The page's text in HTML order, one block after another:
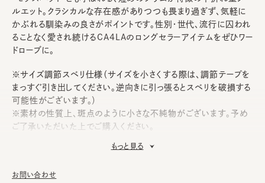
ルエット。クラシカルな存在感がありつつも畏まり過ぎず、気軽に
かぶれる馴染みの良さがポイントです。性別・世代、流行に囚われ
ることなく愛され続けるCA4LAのロングセラーアイテムをぜひワー
ドローブに。
※サイズ調節スベリ仕様（サイズを小さくする際は、調節テープを
まっすぐ引き出してください。逆向きに引っ張るとスベリを破損する
可能性がございます。）
※素材の性質上、斑点のように小さな不純物がございます。予め
ご了承いただいた上でご購入ください。
もっと見る
お問い合わせ